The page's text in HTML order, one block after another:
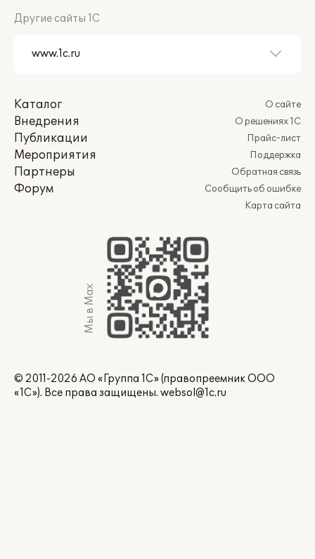
Другие сайты 1С
Каталог
Внедрения
Публикации
Мероприятия
Партнеры
Форум
О сайте
О решениях 1С
Прайс-лист
Поддержка
Обратная связь
Сообщить об ошибке
Карта сайта
Мы в Max
© 2011-2026 АО «Группа 1С» (правопреемник ООО
«1С»). Все права защищены. websol@1c.ru